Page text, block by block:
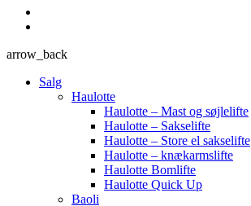
arrow_back
Salg
Haulotte
Haulotte – Mast og søjlelifte
Haulotte – Sakselifte
Haulotte – Store el sakselifte
Haulotte – knækarmslifte
Haulotte Bomlifte
Haulotte Quick Up
Baoli